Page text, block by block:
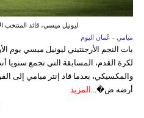
ليونيل ميسي، قائد المنتخب
ميامي - عُمان اليوم
بات النجم الأرجنتيني ليونيل ميسي يوم
لكرة القدم، المسابقة التي تجمع سنويا
أرضه ض�...
المزيد